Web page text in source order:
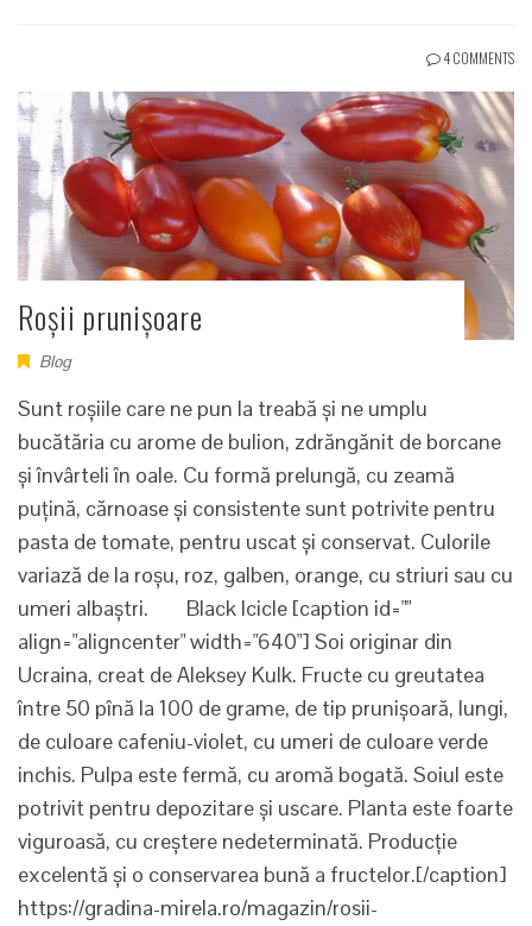
4 COMMENTS
Roșii prunișoare
Blog
Sunt roșiile care ne pun la treabă și ne umplu
bucătăria cu arome de bulion, zdrăngănit de borcane
și învârteli în oale. Cu formă prelungă, cu zeamă
puțină, cărnoase și consistente sunt potrivite pentru
pasta de tomate, pentru uscat și conservat. Culorile
variază de la roșu, roz, galben, orange, cu striuri sau cu
umeri albaștri. Black Icicle [caption id=""
align="aligncenter" width="640"] Soi originar din
Ucraina, creat de Aleksey Kulk. Fructe cu greutatea
între 50 pînă la 100 de grame, de tip prunișoară, lungi,
de culoare cafeniu-violet, cu umeri de culoare verde
inchis. Pulpa este fermă, cu aromă bogată. Soiul este
potrivit pentru depozitare și uscare. Planta este foarte
viguroasă, cu creștere nedeterminată. Producție
excelentă și o conservarea bună a fructelor.[/caption]
https://gradina-mirela.ro/magazin/rosii-